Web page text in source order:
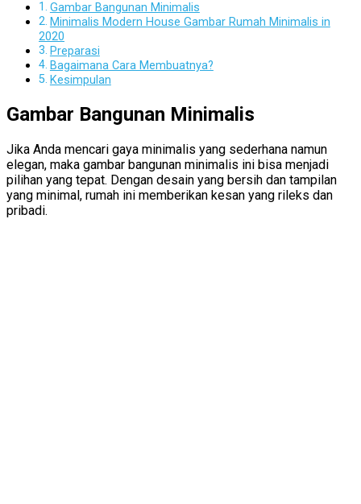
Gambar Bangunan Minimalis
Minimalis Modern House Gambar Rumah Minimalis in
2020
Preparasi
Bagaimana Cara Membuatnya?
Kesimpulan
Gambar Bangunan Minimalis
Jika Anda mencari gaya minimalis yang sederhana namun
elegan, maka gambar bangunan minimalis ini bisa menjadi
pilihan yang tepat. Dengan desain yang bersih dan tampilan
yang minimal, rumah ini memberikan kesan yang rileks dan
pribadi.